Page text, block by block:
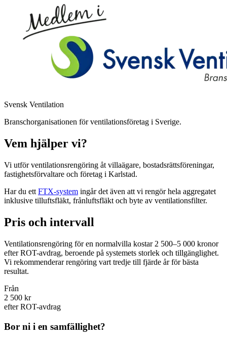
Svensk Ventilation
Branschorganisationen för ventilationsföretag i Sverige.
Vem hjälper vi?
Vi utför ventilationsrengöring åt villaägare, bostadsrättsföreningar,
fastighetsförvaltare och företag i Karlstad.
Har du ett FTX-system ingår det även att vi rengör hela aggregatet
inklusive tilluftsfläkt, frånluftsfläkt och byte av ventilationsfilter.
Pris och intervall
Ventilationsrengöring för en normalvilla kostar 2 500–5 000 kronor
efter ROT-avdrag, beroende på systemets storlek och tillgänglighet.
Vi rekommenderar rengöring vart tredje till fjärde år för bästa
resultat.
Från
2 500 kr
efter ROT-avdrag
Bor ni i en samfällighet?